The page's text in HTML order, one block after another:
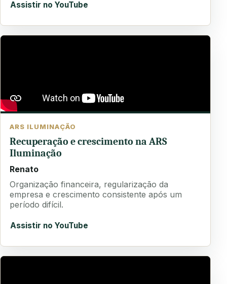
Assistir no YouTube
ARS ILUMINAÇÃO
Recuperação e crescimento na ARS
Iluminação
Renato
Organização financeira, regularização da
empresa e crescimento consistente após um
período difícil.
Assistir no YouTube